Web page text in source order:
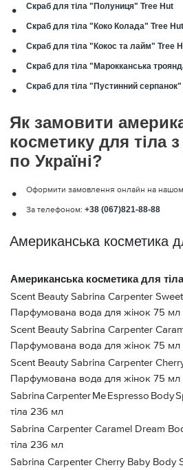
Скраб для тіла "Полуниця" Tree Hut
Скраб для тіла "Коко Колада" Tree Hut
Скраб для тіла "Кокос та лайм" Tree
Скраб для тіла "Марокканська
Скраб для тіла "Пустинний серпанок"
Як замовити
косметику для тіла
по Україні?
Оформити замовлення онлайн на
За телефоном: +38 (067)821-88-88
Американська косметика
Американська косметика для тіла
Scent Beauty Sabrina Carpenter
Парфумована вода для жінок 75 мл
Scent Beauty Sabrina Carpenter
Парфумована вода для жінок 75 мл
Scent Beauty Sabrina Carpenter
Парфумована вода для жінок 75 мл
Sabrina Carpenter Me Espresso Body
тіла 236 мл
Sabrina Carpenter Caramel Dream
тіла 236 мл
Sabrina Carpenter Cherry Baby Body